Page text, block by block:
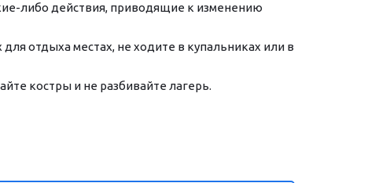
либо действия, приводящие к изменению
отдыха местах, не ходите в купальниках или в
костры и не разбивайте лагерь.